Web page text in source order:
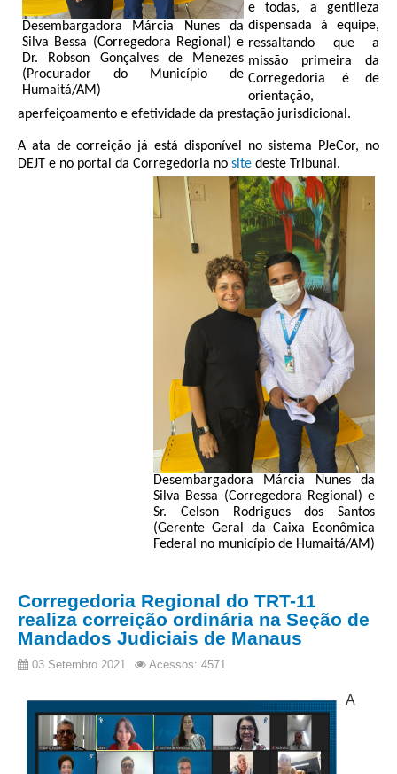
Calendário de Suspensão
Calendário da Justiça Itinerante
Certidões
Concursos
Contas abertas em nome dos beneficiários
Diários Eletrônicos
Espaço do Servidor
Guias de recolhimento
Cadastrar Processos
Listar Processos
Portal Conciliação
Inscrição para mediação e conciliação – Cejusc 1º e 2º
Eventos
Portal Execução
Portal Proad
Portal dos Precatórios e Requisições de
Pequeno Valor
Programa Aprendizagem
Desembargadora Márcia Nunes da
Silva Bessa (Corregedora Regional) e
Dr. Robson Gonçalves de Menezes
(Procurador do Município de
Humaitá/AM)
e todas, a gentileza
dispensada à equipe,
ressaltando que a
missão primeira da
Corregedoria é de
orientação,
aperfeiçoamento e efetividade da prestação jurisdicional.
A ata de correição já está disponível no sistema PJeCor, no
DEJT e no portal da Corregedoria no site deste Tribunal.
Desembargadora Márcia Nunes da
Silva Bessa (Corregedora Regional) e
Sr. Celson Rodrigues dos Santos
(Gerente Geral da Caixa Econômica
Federal no município de Humaitá/AM)
Corregedoria Regional do TRT-11
realiza correição ordinária na Seção de
Mandados Judiciais de Manaus
03 Setembro 2021 Acessos: 4571
A